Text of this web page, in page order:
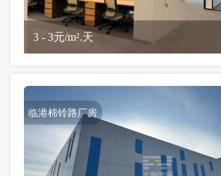
3 - 3元/m².天
临港棉铃路厂房